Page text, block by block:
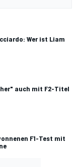
Wer ist Liam
auch mit F2-Titel
F1-Test mit